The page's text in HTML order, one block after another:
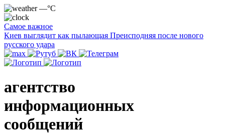
—°C
Самое важное
Киев выглядит как пылающая Преисподняя после нового
русского удара
агентство
информационных
сообщений